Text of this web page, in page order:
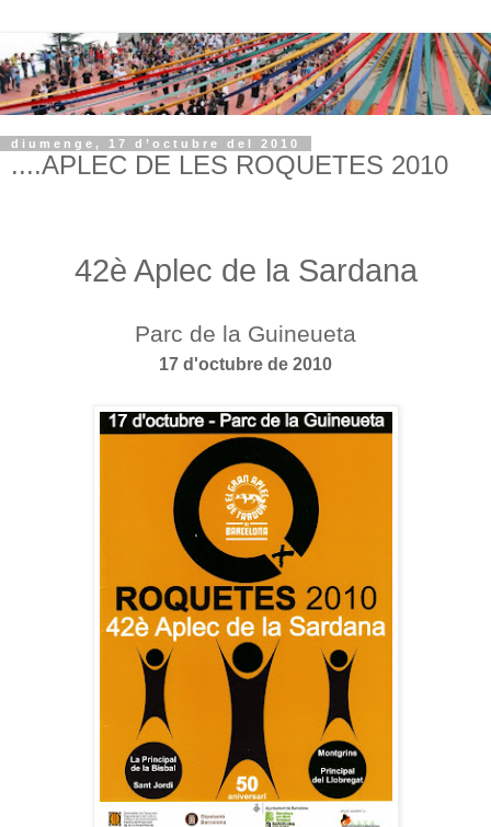
diumenge, 17 d’octubre del 2010
....APLEC DE LES ROQUETES 2010
42è Aplec de la Sardana
Parc de la Guineueta
17 d'octubre de 2010